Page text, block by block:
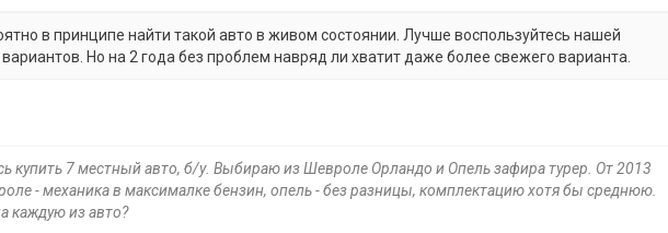
в принципе найти такой авто в живом состоянии. Лучше воспользуйтесь нашей
Но на 2 года без проблем навряд ли хватит даже более свежего варианта.
купить 7 местный авто, б/у. Выбираю из Шевроле Орландо и Опель зафира турер. От 2013
- механика в максималке бензин, опель - без разницы, комплектацию хотя бы среднюю.
каждую из авто?